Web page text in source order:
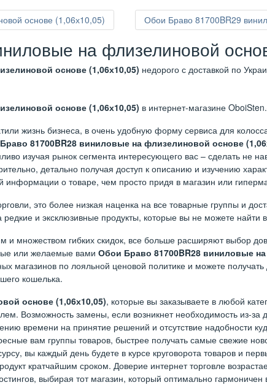
основе (1,06х10,05) Обои Браво 81700BR29
на флизелиновой
основе (1,06х10,05) недорого с доставкой по
основе (1,06х10,05) в интернет-магазине
жизнь бизнеса, в очень удобную форму сервиса для
81700BR28 виниловые на флизелиновой основе
изучая рынок сегмента интересующего вас – сделать не
детально получая доступ к описанию и изучению
о товаре, чем просто придя в магазин или
это более низкая наценка на все товарные группы и
и эксклюзивные продукты, которые вы не можете найти
множеством гибких скидок, все больше расширяют выбор
или желаемые вами Обои Браво 81700BR28 виниловые
магазинов по лояльной ценовой политике и можете получать
кошелька.
основе (1,06х10,05), которые вы заказываете в любой
Возможность замены, если возникнет необходимость из-
времени на принятие решений и отсутствие надобности
вам группы товаров, быстрее получать самые свежие
вы каждый день будете в курсе круговорота товаров и
кратчайшим сроком. Доверие интернет торговле
выбирая тот магазин, который оптимально